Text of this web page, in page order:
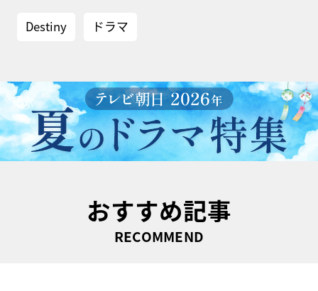
Destiny ドラマ
おすすめ記事
RECOMMEND